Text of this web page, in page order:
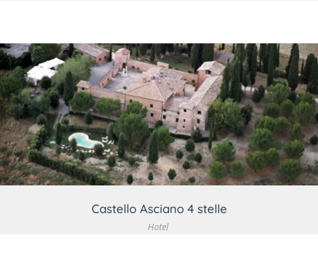
VEDI DETTAGLIO
Castello Asciano 4 stelle
Hotel